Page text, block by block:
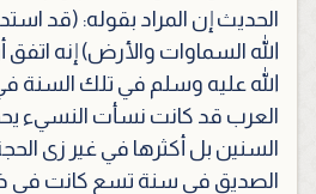
الحديث إن المراد بقوله: (قد
الله السماوات والأرض) إنه
الله عليه وسلم في تلك السنة
العرب قد كانت نسأت النسيء
السنين بل أكثرها في غير زى
الصديق في سنة تسع كانت في